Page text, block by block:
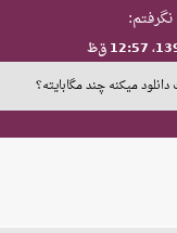
میکنه چند مگابایته؟